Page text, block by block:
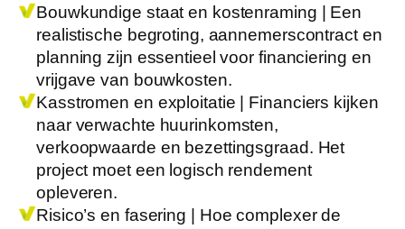
Bouwkundige staat en kostenraming | Een
realistische begroting, aannemerscontract en
planning zijn essentieel voor financiering en
vrijgave van bouwkosten.
Kasstromen en exploitatie | Financiers kijken
naar verwachte huurinkomsten,
verkoopwaarde en bezettingsgraad. Het
project moet een logisch rendement
opleveren.
Risico’s en fasering | Hoe complexer de